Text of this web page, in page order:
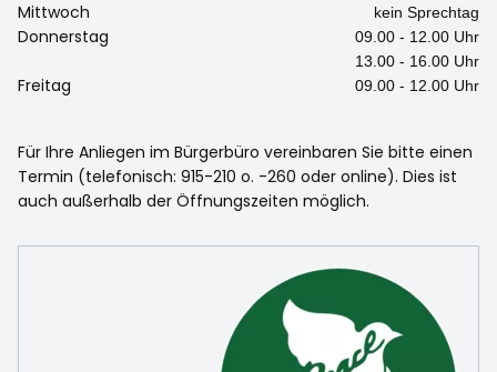
Mittwoch kein Sprechtag
Donnerstag
09.00 - 12.00 Uhr
13.00 - 16.00 Uhr
Freitag 09.00 - 12.00 Uhr
Für Ihre Anliegen im Bürgerbüro vereinbaren Sie bitte einen
Termin (telefonisch: 915-210 o. -260 oder online). Dies ist
auch außerhalb der Öffnungszeiten möglich.